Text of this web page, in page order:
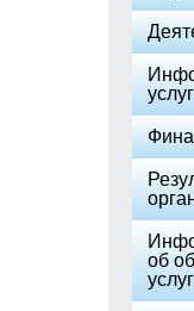
услуг
об
услуг